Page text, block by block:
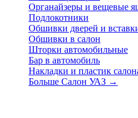
Органайзеры и вещевые
Подлокотники
Обшивки дверей и
Обшивки в салон
Шторки автомобильные
Бар в автомобиль
Накладки и пластик
Больше Салон УАЗ →